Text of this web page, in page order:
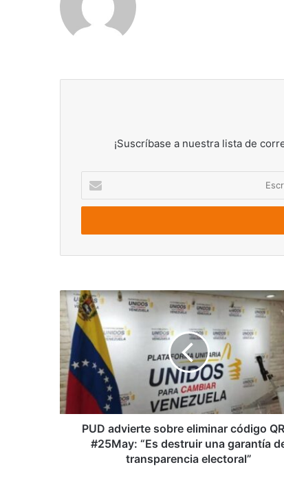
¡Suscríbase a nuestra lista de
correo
PUD
advierte
sobre
eliminar
código
QR
el
#25May:
“Es
destruirPUD advierte sobre eliminar código
#25May: “Es destruir una garantía
transparencia electoral”